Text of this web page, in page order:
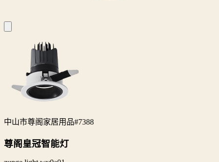
中山市尊阁家居用品#7388
尊阁皇冠智能灯